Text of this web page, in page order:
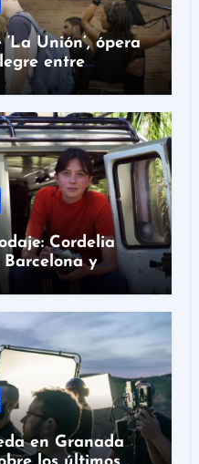
Unión’, ópera
entre
Cordelia
y
en Granada